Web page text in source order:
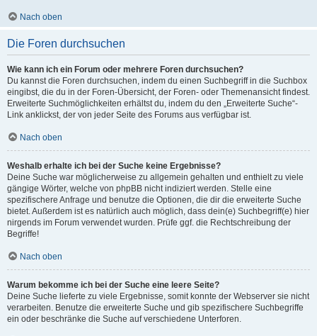
Nach oben
Die Foren durchsuchen
Wie kann ich ein Forum oder mehrere Foren durchsuchen?
Du kannst die Foren durchsuchen, indem du einen Suchbegriff in die Suchbox
eingibst, die du in der Foren-Übersicht, der Foren- oder Themenansicht findest.
Erweiterte Suchmöglichkeiten erhältst du, indem du den „Erweiterte Suche“-
Link anklickst, der von jeder Seite des Forums aus verfügbar ist.
Nach oben
Weshalb erhalte ich bei der Suche keine Ergebnisse?
Deine Suche war möglicherweise zu allgemein gehalten und enthielt zu viele
gängige Wörter, welche von phpBB nicht indiziert werden. Stelle eine
spezifischere Anfrage und benutze die Optionen, die dir die erweiterte Suche
bietet. Außerdem ist es natürlich auch möglich, dass dein(e) Suchbegriff(e) hier
nirgends im Forum verwendet wurden. Prüfe ggf. die Rechtschreibung der
Begriffe!
Nach oben
Warum bekomme ich bei der Suche eine leere Seite?
Deine Suche lieferte zu viele Ergebnisse, somit konnte der Webserver sie nicht
verarbeiten. Benutze die erweiterte Suche und gib spezifischere Suchbegriffe
ein oder beschränke die Suche auf verschiedene Unterforen.